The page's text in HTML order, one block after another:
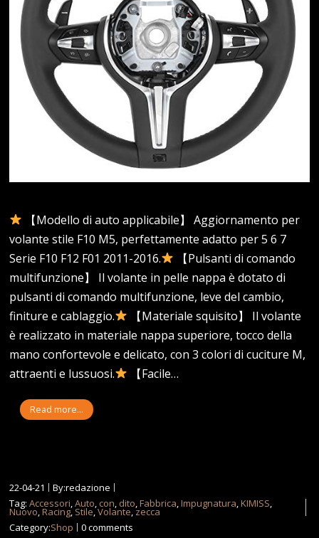
【Modello di auto applicabile】 Aggiornamento per
volante stile F10 M5, perfettamente adatto per 5 6 7
Serie F10 F12 F01 2011-2016.
【Pulsanti di comando
multifunzione】 Il volante in pelle nappa è dotato di
pulsanti di comando multifunzione, leve del cambio,
finiture e cablaggio.
【Materiale squisito】 Il volante
è realizzato in materiale nappa superiore, tocco della
mano confortevole e delicato, con 3 colori di cuciture M,
attraenti e lussuosi.
【Facile…
Read more...
22-04-21
By:redazione
Tag:Accessori,Auto, con, dito,Fabbrica,Impugnatura,KIMISS,
Nuovo,Racing, Stile,Volante,zecca
Category:Shop 0 comments